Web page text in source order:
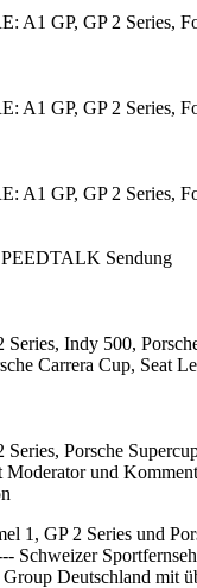
A1 GP, GP 2 Series,
A1 GP, GP 2 Series,
A1 GP, GP 2 Series,
Sendung
Series, Indy 500,
Carrera Cup, Seat
Series, Porsche
Moderator und
1, GP 2 Series und
Schweizer
Deutschland mit